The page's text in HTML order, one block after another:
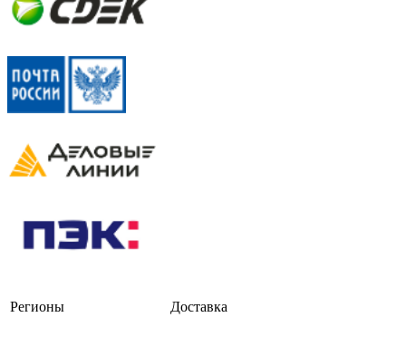
Регионы Доставка